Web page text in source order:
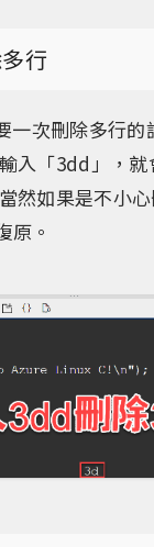
行
一次刪除多行的
入「3dd」，
然如果是不小
原。